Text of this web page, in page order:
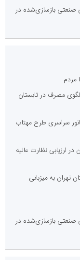
صنعتی بازسازی‌شده در
مصرف در تابستان
مانور سراسری طرح مهتاب
ارزیابی نظارت عالیه
تهران به میزبانی
صنعتی بازسازی‌شده در